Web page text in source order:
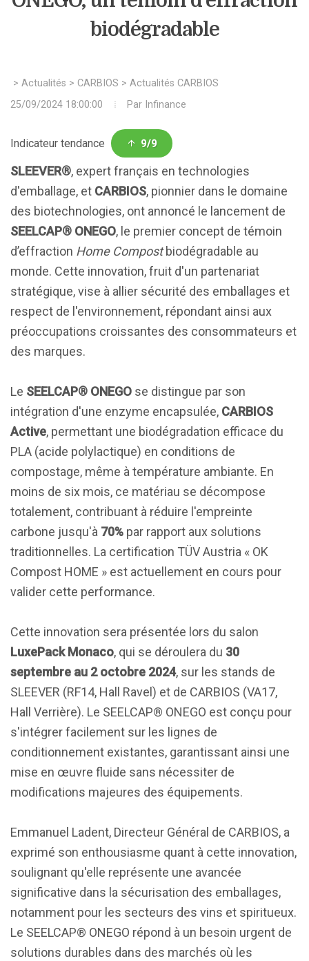
biodégradable
> Actualités > CARBIOS > Actualités CARBIOS
25/09/2024 18:00:00
Par Infinance
Indicateur tendance 9/9
SLEEVER®, expert français en technologies
d'emballage, et CARBIOS, pionnier dans le domaine
des biotechnologies, ont annoncé le lancement de
SEELCAP® ONEGO, le premier concept de témoin
d’effraction Home Compostbiodégradable au
monde. Cette innovation, fruit d'un partenariat
stratégique, vise à allier sécurité des emballages et
respect de l'environnement, répondant ainsi aux
préoccupations croissantes des consommateurs et
des marques.
Le SEELCAP® ONEGO se distingue par son
intégration d'une enzyme encapsulée, CARBIOS
Active, permettant une biodégradation efficace du
PLA (acide polylactique) en conditions de
compostage, même à température ambiante. En
moins de six mois, ce matériau se décompose
totalement, contribuant à réduire l'empreinte
carbone jusqu'à 70% par rapport aux solutions
traditionnelles. La certification TÜV Austria « OK
Compost HOME » est actuellement en cours pour
valider cette performance.
Cette innovation sera présentée lors du salon
LuxePack Monaco, qui se déroulera du 30
septembre au 2 octobre 2024, sur les stands de
SLEEVER (RF14, Hall Ravel) et de CARBIOS (VA17,
Hall Verrière). Le SEELCAP® ONEGO est conçu pour
s'intégrer facilement sur les lignes de
conditionnement existantes, garantissant ainsi une
mise en œuvre fluide sans nécessiter de
modifications majeures des équipements.
Emmanuel Ladent, Directeur Général de CARBIOS, a
exprimé son enthousiasme quant à cette innovation,
soulignant qu'elle représente une avancée
significative dans la sécurisation des emballages,
notamment pour les secteurs des vins et spiritueux.
Le SEELCAP® ONEGO répond à un besoin urgent de
solutions durables dans des marchés où les